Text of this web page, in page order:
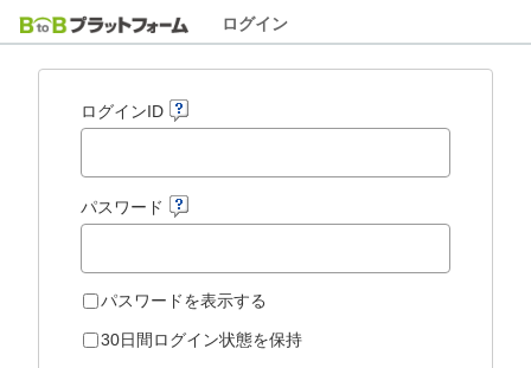
ログイン
ログインID
パスワード
パスワードを表示する
30日間ログイン状態を保持